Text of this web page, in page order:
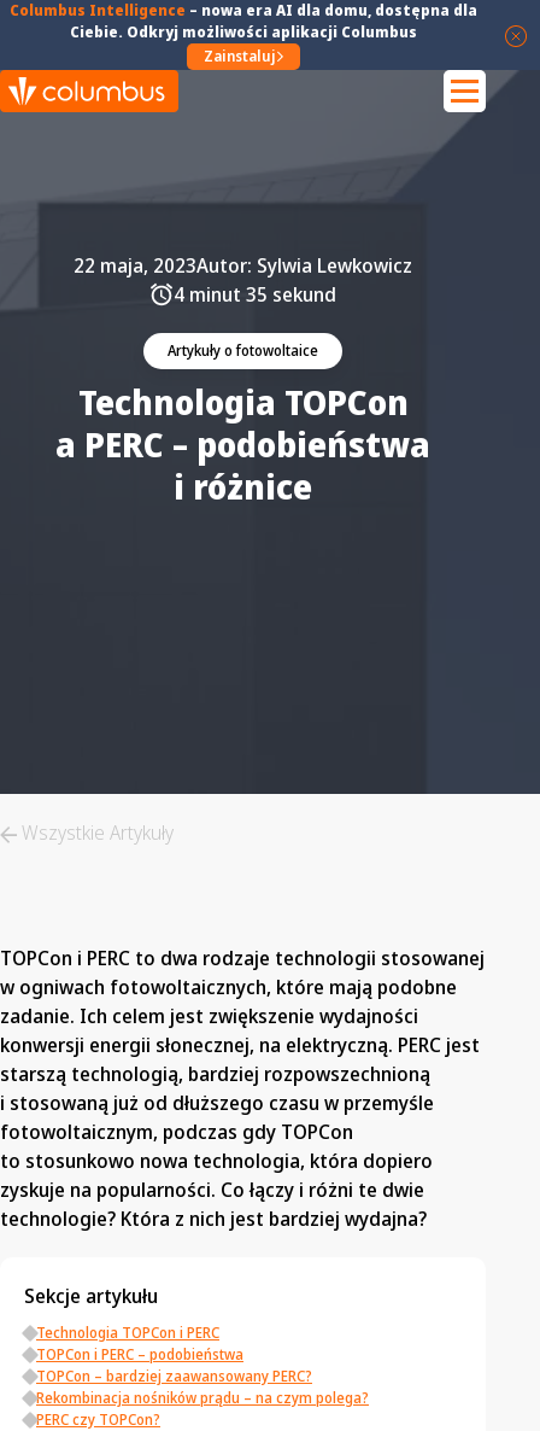
Columbus Intelligence – nowa era AI dla domu, dostępna dla
Ciebie. Odkryj możliwości aplikacji Columbus
Zainstaluj
Artykuły o fotowoltaice
22 maja, 2023Autor: Sylwia Lewkowicz
4 minut 35 sekund
Technologia TOPCon
a PERC – podobieństwa
i różnice
Wszystkie Artykuły
TOPCon i PERC to dwa rodzaje technologii stosowanej
w ogniwach fotowoltaicznych, które mają podobne
zadanie. Ich celem jest zwiększenie wydajności
konwersji energii słonecznej, na elektryczną. PERC jest
starszą technologią, bardziej rozpowszechnioną
i stosowaną już od dłuższego czasu w przemyśle
fotowoltaicznym, podczas gdy TOPCon
to stosunkowo nowa technologia, która dopiero
zyskuje na popularności. Co łączy i różni te dwie
technologie? Która z nich jest bardziej wydajna?
Sekcje artykułu
Technologia TOPCon i PERC
TOPCon i PERC – podobieństwa
TOPCon – bardziej zaawansowany PERC?
Rekombinacja nośników prądu – na czym polega?
PERC czy TOPCon?